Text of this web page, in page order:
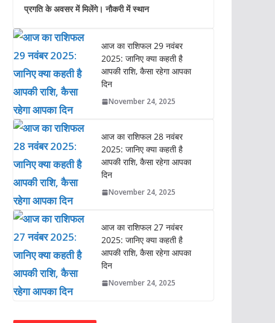
प्रगति के अवसर में मिलेंगे। नौकरी में स्थान
आज का राशिफल 29 नवंबर
2025: जानिए क्या कहती है
आपकी राशि, कैसा रहेगा आपका
दिन
November 24, 2025
आज का राशिफल 28 नवंबर
2025: जानिए क्या कहती है
आपकी राशि, कैसा रहेगा आपका
दिन
November 24, 2025
आज का राशिफल 27 नवंबर
2025: जानिए क्या कहती है
आपकी राशि, कैसा रहेगा आपका
दिन
November 24, 2025